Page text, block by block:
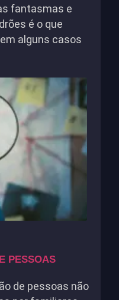
fantasmas e
é o que
alguns casos
PESSOAS
de pessoas não